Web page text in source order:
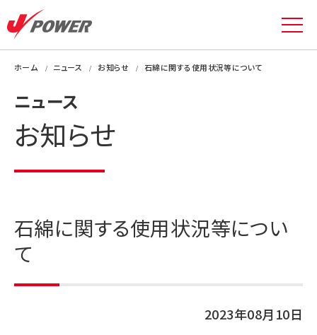
ホーム ニュース お知らせ 石綿に関する使用状況等について
ニュース
お知らせ
石綿に関する使用状況等につい
て
2023年08月10日